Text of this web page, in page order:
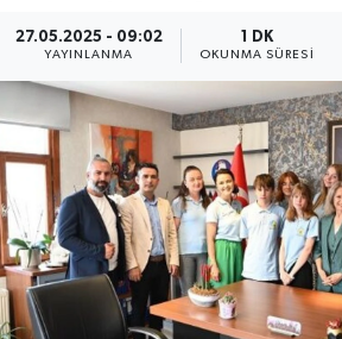
27.05.2025 - 09:02
YAYINLANMA
1 DK
OKUNMA SÜRESI